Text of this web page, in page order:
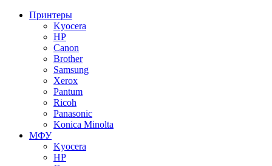
Принтеры
Kyocera
HP
Canon
Brother
Samsung
Xerox
Pantum
Ricoh
Panasonic
Konica Minolta
МФУ
Kyocera
HP